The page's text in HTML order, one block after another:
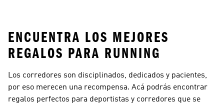
ENCUENTRA LOS MEJORES
REGALOS PARA RUNNING
Los corredores son disciplinados, dedicados y pacientes,
por eso merecen una recompensa. Acá podrás encontrar
regalos perfectos para deportistas y corredores que se